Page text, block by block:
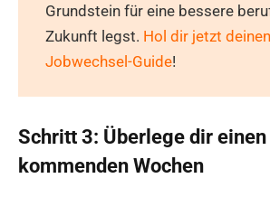
Grundstein für eine bessere
Zukunft legst. Hol dir jetzt deinen
Jobwechsel-Guide!
Schritt 3: Überlege dir
kommenden Wochen